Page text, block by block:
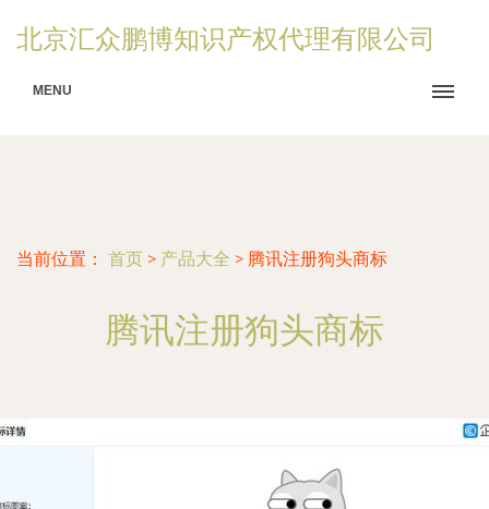
北京汇众鹏博知识产权代理有限公司
MENU
当前位置： 首页 > 产品大全 > 腾讯注册狗头商标
腾讯注册狗头商标